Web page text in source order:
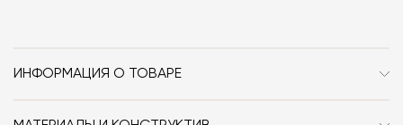
ИНФОРМАЦИЯ О ТОВАРЕ